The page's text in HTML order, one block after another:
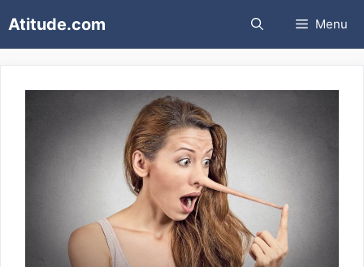
para
o
Atitude.com Menu